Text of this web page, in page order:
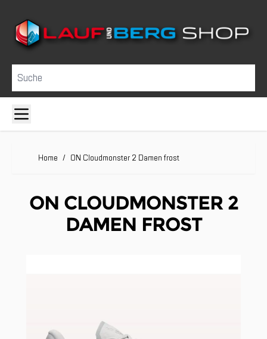
Suche
Home / ON Cloudmonster 2 Damen frost
ON CLOUDMONSTER 2
DAMEN FROST